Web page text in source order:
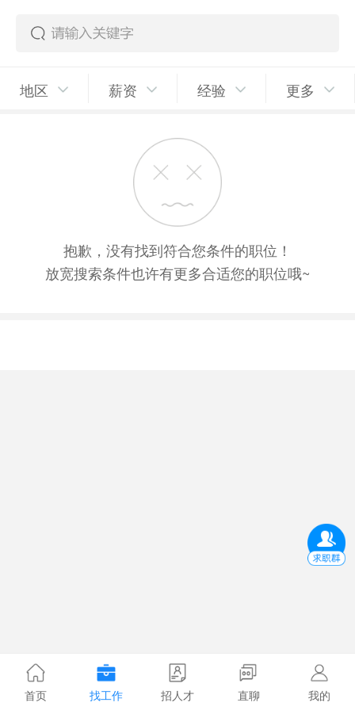
地区 薪资 经验 更多
抱歉，没有找到符合您条件的职位！
放宽搜索条件也许有更多合适您的职位哦~
首页 找工作 招人才 直聊 我的